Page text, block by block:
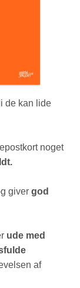
de kan lide
noget
giver god
ude med
af